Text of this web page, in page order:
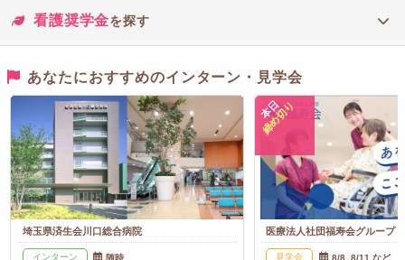
看護奨学金を探す
あなたにおすすめのインターン・見学会
埼玉県済生会川口総合病院
インターン 随時
本日
締め切り
医療法人社団福寿会グループ
見学会 8/8, 8/11 など